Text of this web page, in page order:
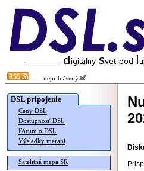
neprihlásený
DSL pripojenie
Ceny DSL
Dostupnosť DSL
Fórum o DSL
Výsledky meraní
Satelitná mapa SR